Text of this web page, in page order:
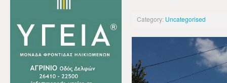
Category: Uncategorised